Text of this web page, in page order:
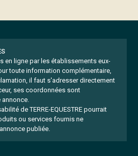
en ligne par les établissements eux-
toute information complémentaire,
il faut s'adresser directement
ses coordonnées sont
de TERRE-EQUESTRE pourrait
ou services fournis ne
publiée.